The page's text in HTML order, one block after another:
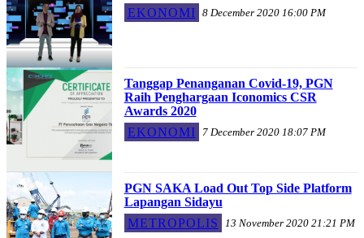
EKONOMI 8 December 2020 16:00 PM
Tanggap Penanganan Covid-19, PGN
Raih Penghargaan Iconomics CSR
Awards 2020
EKONOMI
7 December 2020 18:07 PM
PGN SAKA Load Out Top Side Platform
Lapangan Sidayu
METROPOLIS
13 November 2020 21:21 PM